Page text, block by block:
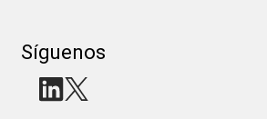
Síguenos